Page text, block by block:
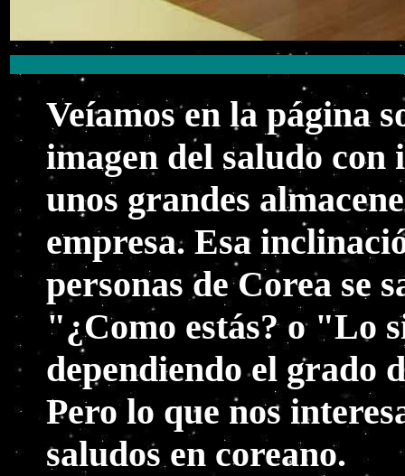
Veíamos en la página
imagen del saludo con
unos grandes
empresa. Esa
personas de Corea se
"¿Como estás? o "Lo
dependiendo el grado
Pero lo que nos
saludos en coreano.